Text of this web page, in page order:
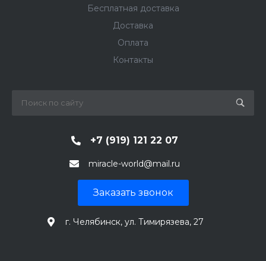
Бесплатная доставка
Доставка
Оплата
Контакты
+7 (919) 121 22 07
miracle-world@mail.ru
Заказать звонок
г. Челябинск, ул. Тимирязева, 27